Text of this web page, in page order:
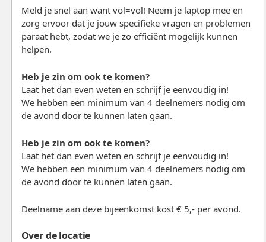
Meld je snel aan want vol=vol! Neem je laptop mee en
zorg ervoor dat je jouw specifieke vragen en problemen
paraat hebt, zodat we je zo efficiënt mogelijk kunnen
helpen.
Heb je zin om ook te komen?
Laat het dan even weten en schrijf je eenvoudig in!
We hebben een minimum van 4 deelnemers nodig om
de avond door te kunnen laten gaan.
Heb je zin om ook te komen?
Laat het dan even weten en schrijf je eenvoudig in!
We hebben een minimum van 4 deelnemers nodig om
de avond door te kunnen laten gaan.
Deelname aan deze bijeenkomst kost € 5,- per avond.
Over de locatie